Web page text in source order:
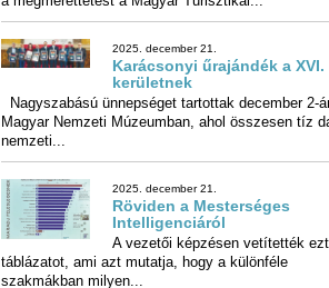
a megmérettetést a Magyar Turisztikai...
2025. december 21.
Karácsonyi űrajándék a XVI.
kerületnek
Nagyszabású ünnepséget tartottak december 2-
Magyar Nemzeti Múzeumban, ahol összesen tíz
nemzeti...
2025. december 21.
Röviden a Mesterséges
Intelligenciáról
A vezetői képzésen vetítették
táblázatot, ami azt mutatja, hogy a